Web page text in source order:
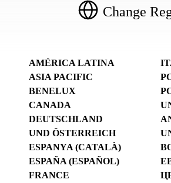
Change
AMÉRICA LATINA
ASIA PACIFIC
BENELUX
CANADA
DEUTSCHLAND
UND ÖSTERREICH
ESPANYA (CATALÀ)
ESPAÑA (ESPAÑOL)
FRANCE